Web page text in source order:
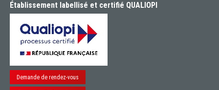
Demande de rendez-vous
Établissement labellisé et certifié QUALIOPI